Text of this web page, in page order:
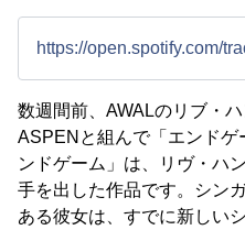
https://open.spotify.com/
数週間前、AWALのリブ・
ASPENと組んで「エンドゲ
ンドゲーム」は、リヴ・ハ
手を出した作品です。シン
ある彼女は、すでに新しい